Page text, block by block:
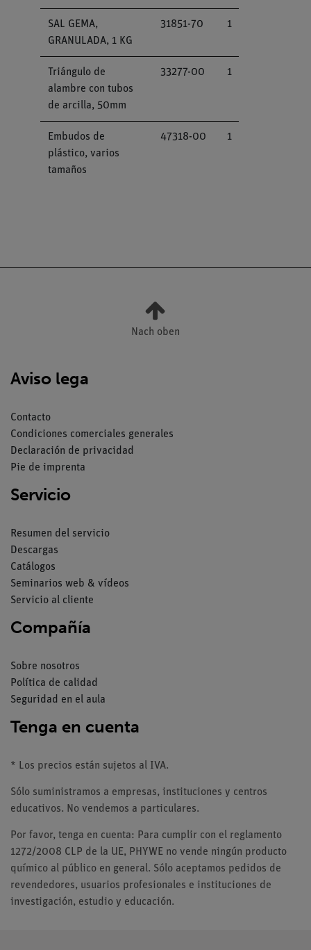
SAL GEMA,
GRANULADA, 1 KG
31851-70 1
Triángulo de
alambre con tubos
de arcilla, 50mm
33277-00 1
Embudos de
plástico, varios
tamaños
47318-00 1
Nach oben
Aviso lega
Contacto
Condiciones comerciales generales
Declaración de privacidad
Pie de imprenta
Servicio
Resumen del servicio
Descargas
Catálogos
Seminarios web & vídeos
Servicio al cliente
Compañía
Sobre nosotros
Política de calidad
Seguridad en el aula
Tenga en cuenta
* Los precios están sujetos al IVA.
Sólo suministramos a empresas, instituciones y centros
educativos. No vendemos a particulares.
Por favor, tenga en cuenta: Para cumplir con el reglamento
1272/2008 CLP de la UE, PHYWE no vende ningún producto
químico al público en general. Sólo aceptamos pedidos de
revendedores, usuarios profesionales e instituciones de
investigación, estudio y educación.